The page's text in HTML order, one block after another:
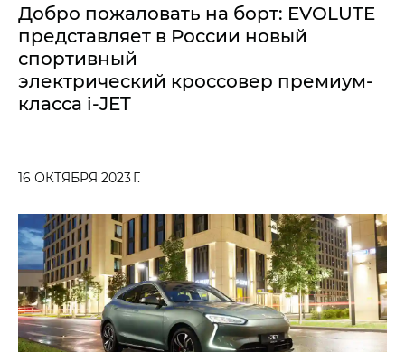
Добро пожаловать на борт: EVOLUTE
представляет в России новый
спортивный
электрический кроссовер премиум-
класса i‑JET
16 ОКТЯБРЯ 2023 Г.